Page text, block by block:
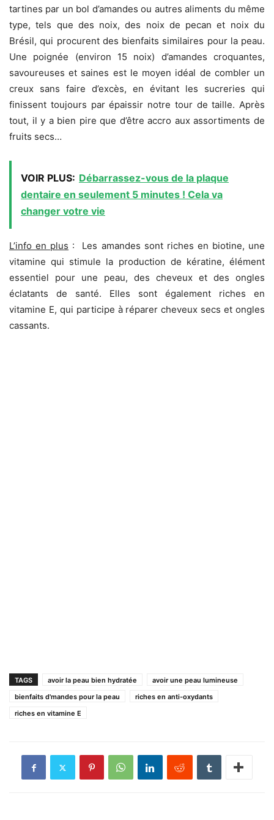
tartines par un bol d’amandes ou autres aliments du même
type, tels que des noix, des noix de pecan et noix du
Brésil, qui procurent des bienfaits similaires pour la peau.
Une poignée (environ 15 noix) d’amandes croquantes,
savoureuses et saines est le moyen idéal de combler un
creux sans faire d’excès, en évitant les sucreries qui
finissent toujours par épaissir notre tour de taille. Après
tout, il y a bien pire que d’être accro aux assortiments de
fruits secs…
VOIR PLUS: Débarrassez-vous de la plaque
dentaire en seulement 5 minutes ! Cela va
changer votre vie
L’info en plus : Les amandes sont riches en biotine, une
vitamine qui stimule la production de kératine, élément
essentiel pour une peau, des cheveux et des ongles
éclatants de santé. Elles sont également riches en
vitamine E, qui participe à réparer cheveux secs et ongles
cassants.
TAGS avoir la peau bien hydratée
avoir une peau lumineuse
bienfaits d'mandes pour la peau
riches en anti-oxydants
riches en vitamine E